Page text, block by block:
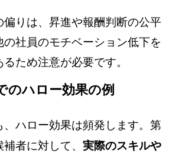
偏りは、昇進や報酬判断の公平
社員のモチベーション低下を
ため注意が必要です。
のハロー効果の例
、ハロー効果は頻発します。第
補者に対して、実際のスキルや